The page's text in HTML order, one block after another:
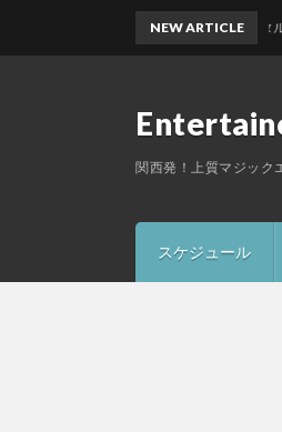
関西発！上質マジック
スケジュール
NEW ARTICLE
水晶玉(クリスタルボール